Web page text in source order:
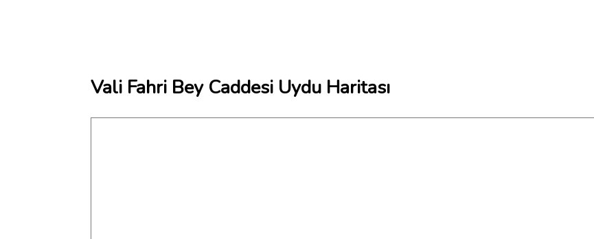
Vali Fahri Bey Caddesi Uydu Haritası